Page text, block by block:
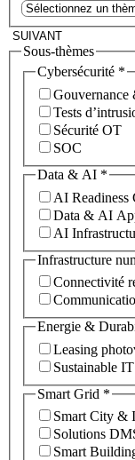
SUIVANT
Sous-thèmes
Cybersécurité *
Gouvernance
Tests
Sécurité OT
SOC
Data & AI *
AI Readiness
Data & AI
AI
Infrastructure
Connectivité
Energie &
Leasing
Sustainable IT
Smart Grid *
Smart City &
Solutions
Smart